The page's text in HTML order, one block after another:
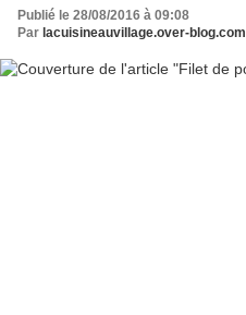
Publié le 28/08/2016 à 09:08
Par lacuisineauvillage.over-blog.com